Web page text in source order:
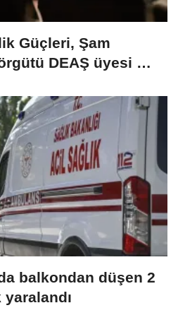
Güçleri, Şam
DEAŞ üyesi 2
balkondan düşen 2